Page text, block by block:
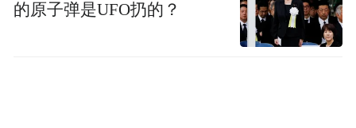
的原子弹是UFO扔的？